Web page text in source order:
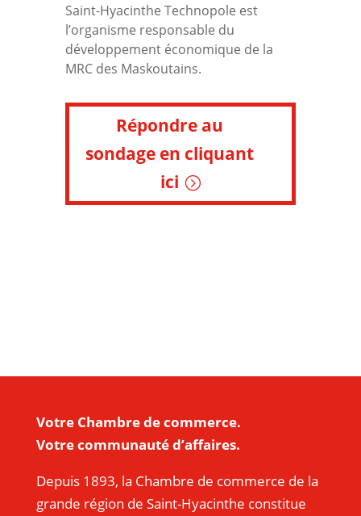
Saint-Hyacinthe Technopole est
l’organisme responsable du
développement économique de la
MRC des Maskoutains.
Répondre au
sondage en cliquant
ici
Votre Chambre de commerce.
Votre communauté d’affaires.
Depuis 1893, la Chambre de commerce de la
grande région de Saint-Hyacinthe constitue